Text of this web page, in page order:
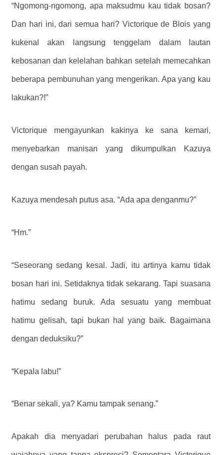
“Ngomong-ngomong, apa maksudmu kau tidak bosan?
Dan hari ini, dari semua hari? Victorique de Blois yang
kukenal akan langsung tenggelam dalam lautan
kebosanan dan kelelahan bahkan setelah memecahkan
beberapa pembunuhan yang mengerikan. Apa yang kau
lakukan?!”
Victorique mengayunkan kakinya ke sana kemari,
menyebarkan manisan yang dikumpulkan Kazuya
dengan susah payah.
Kazuya mendesah putus asa. “Ada apa denganmu?”
“Hm.”
“Seseorang sedang kesal. Jadi, itu artinya kamu tidak
bosan hari ini. Setidaknya tidak sekarang. Tapi suasana
hatimu sedang buruk. Ada sesuatu yang membuat
hatimu gelisah, tapi bukan hal yang baik. Bagaimana
dengan deduksiku?”
“Kepala labu!”
“Benar sekali, ya? Kamu tampak senang.”
Apakah dia menyadari perubahan halus pada raut